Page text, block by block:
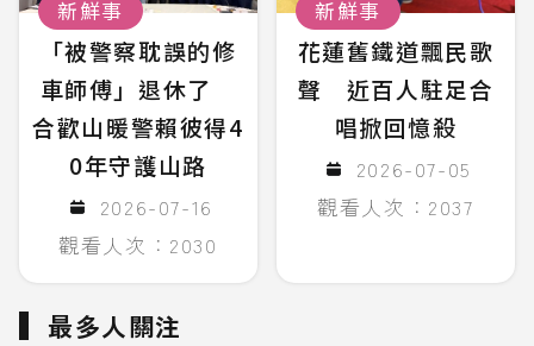
新鮮事
「被警察耽誤的修
車師傅」退休了
合歡山暖警賴彼得4
0年守護山路
2026-07-16
觀看人次：2030
新鮮事
花蓮舊鐵道飄民歌
聲 近百人駐足合
唱掀回憶殺
2026-07-05
觀看人次：2037
最多人關注